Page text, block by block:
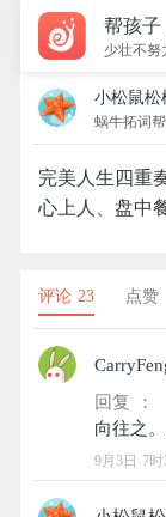
帮孩子
少壮不努
小松鼠松
蜗牛拓词帮
完美人生四重
心上人、盘中
评论 23 点赞
回复 ：
9月3日 7时